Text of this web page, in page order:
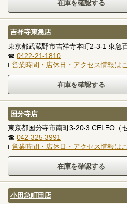
吉祥寺東急店
東京都武蔵野市吉祥寺本町2-3-1 東急
☎ 0422-21-1810
ℹ 営業時間・店休日・アクセス情報は
国分寺店
東京都国分寺市南町3-20-3 CELEO（
☎ 042-325-3991
ℹ 営業時間・店休日・アクセス情報は
小田急町田店